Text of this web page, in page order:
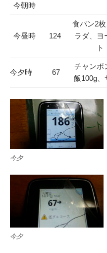
今朝時
今昼時 124
食パン2
ラダ、ヨ
ト
今夕時 67
チャンポ
飯100g、
今夕
今夕